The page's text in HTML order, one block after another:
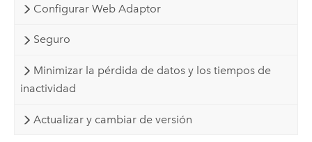
Configurar Web Adaptor
Seguro
Minimizar la pérdida de datos y los tiempos de
inactividad
Actualizar y cambiar de versión